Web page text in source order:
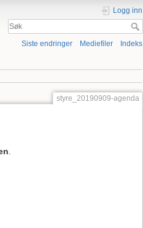
Logg inn
Siste endringer Mediefiler Indeks
styre_20190909-agenda
.